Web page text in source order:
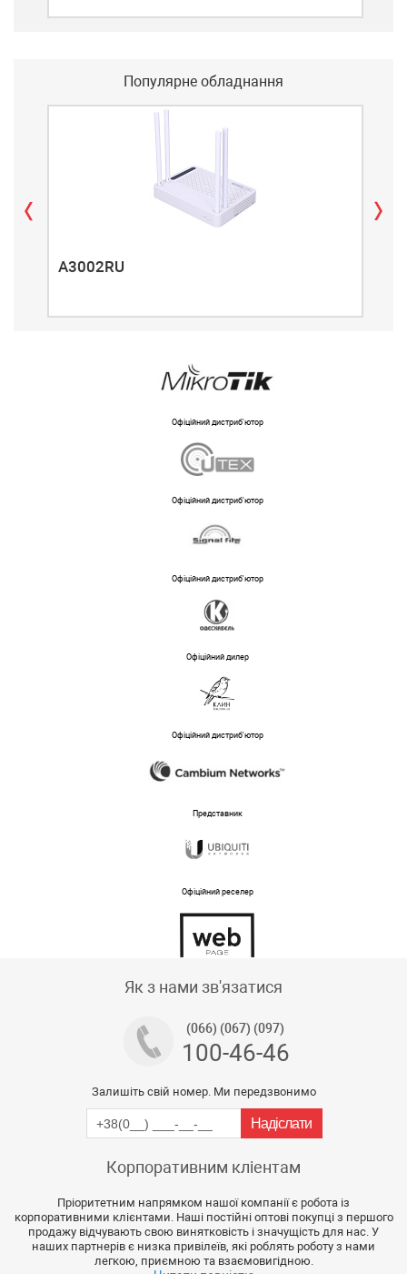
Популярне обладнання
A3002RU
Офіційний дистриб'ютор
Офіційний дистриб'ютор
Офіційний дистриб'ютор
Офіційний дилер
Офіційний дистриб'ютор
Представник
Офіційний реселер
Як з нами зв'язатися
(066) (067) (097)
100-46-46
Залишіть свій номер. Ми передзвонимо
Корпоративним кліентам
Пріоритетним напрямком нашої компанії є робота із
корпоративними клієнтами. Наші постійні оптові покупці з першого
продажу відчувають свою винятковість і значущість для нас. У
наших партнерів є низка привілеїв, які роблять роботу з нами
легкою, приємною та взаємовигідною.